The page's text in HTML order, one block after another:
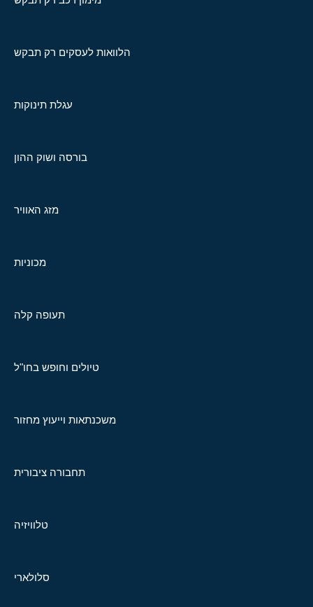
הלוואות לעסקים רק תבקש
עגלת תינוקות
בורסה ושוק ההון
מזג האוויר
מכוניות
תעופה קלה
טיולים וחופש בחו"ל
משכנתאות וייעוץ מחזור
תחבורה ציבורית
טלוויזיה
סלולארי